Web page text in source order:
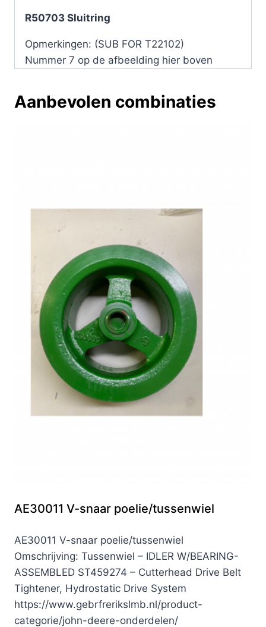
R50703 Sluitring
Opmerkingen: (SUB FOR T22102)
Nummer 7 op de afbeelding hier boven
Aanbevolen combinaties
AE30011 V-snaar poelie/tussenwiel
AE30011 V-snaar poelie/tussenwiel
Omschrijving: Tussenwiel – IDLER W/BEARING-
ASSEMBLED ST459274 – Cutterhead Drive Belt
Tightener, Hydrostatic Drive System
https://www.gebrfrerikslmb.nl/product-
categorie/john-deere-onderdelen/